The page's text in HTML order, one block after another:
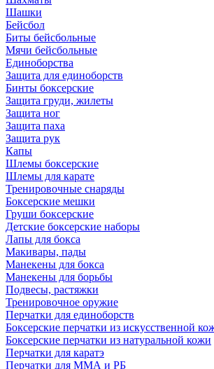
Шашки
Бейсбол
Биты бейсбольные
Мячи бейсбольные
Единоборства
Защита для единоборств
Бинты боксерские
Защита груди, жилеты
Защита ног
Защита паха
Защита рук
Капы
Шлемы боксерские
Шлемы для карате
Тренировочные снаряды
Боксерские мешки
Груши боксерские
Детские боксерские наборы
Лапы для бокса
Макивары, пады
Манекены для бокса
Манекены для борьбы
Подвесы, растяжки
Тренировочное оружие
Перчатки для единоборств
Боксерские перчатки из искусственной
Боксерские перчатки из натуральной кожи
Перчатки для каратэ
Перчатки для ММА и РБ